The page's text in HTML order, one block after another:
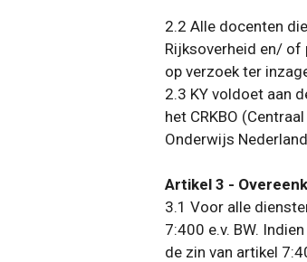
2.2 Alle docenten
Rijksoverheid en/ of
op verzoek ter
2.3 KY voldoet aan
het CRKBO
Onderwijs
Artikel 3 -
3.1 Voor alle
7:400 e.v. BW.
de zin van artikel